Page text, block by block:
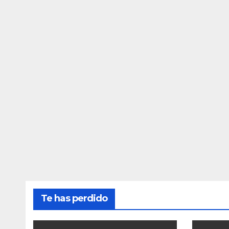
Te has perdido